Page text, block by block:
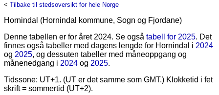
< Tilbake til stedsoversikt for hele Norge
Hornindal (Hornindal kommune, Sogn og Fjordane)
Denne tabellen er for året 2024. Se også tabell for 2025. Det
finnes også tabeller med dagens lengde for Hornindal i 2024
og 2025, og dessuten tabeller med måneoppgang og
månenedgang i 2024 og 2025.
Tidssone: UT+1. (UT er det samme som GMT.) Klokketid i fet
skrift = sommertid (UT+2).